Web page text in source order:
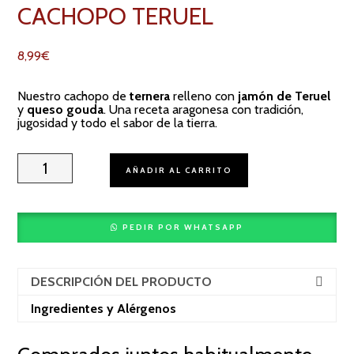
CACHOPO TERUEL
8,99€
Nuestro cachopo deternera relleno con jamón de Teruel
y queso gouda. Una receta aragonesa con tradición,
jugosidad y todo el sabor de la tierra.
Cachopo
Teruel
cantidad
AÑADIR AL CARRITO
PEDIR POR WHATSAPP
DESCRIPCIÓN DEL PRODUCTO
Ingredientes y Alérgenos